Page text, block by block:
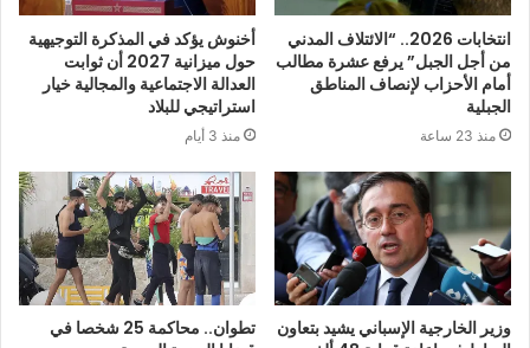
انتخابات 2026.. “الائتلاف المدني
من أجل الجبل” يرفع عشرة مطالب
أمام الأحزاب لإنصاف المناطق
الجبلية
منذ 23 ساعة
أخنوش يؤكد في المذكرة التوجيهية
حول ميزانية 2027 أن ثوابت
العدالة الاجتماعية والمجالية خيار
استراتيجي للبلاد
منذ 3 أيام
وزير الخارجية الإسباني يشيد بتعاون
تطوان.. محاكمة 25 شخصا في